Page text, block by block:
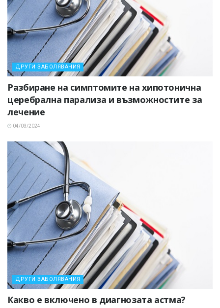
ДРУГИ ЗАБОЛЯВАНИЯ
Разбиране на симптомите на хипотонична
церебрална парализа и възможностите за
лечение
04/03/2024
ДРУГИ ЗАБОЛЯВАНИЯ
Какво е включено в диагнозата астма?